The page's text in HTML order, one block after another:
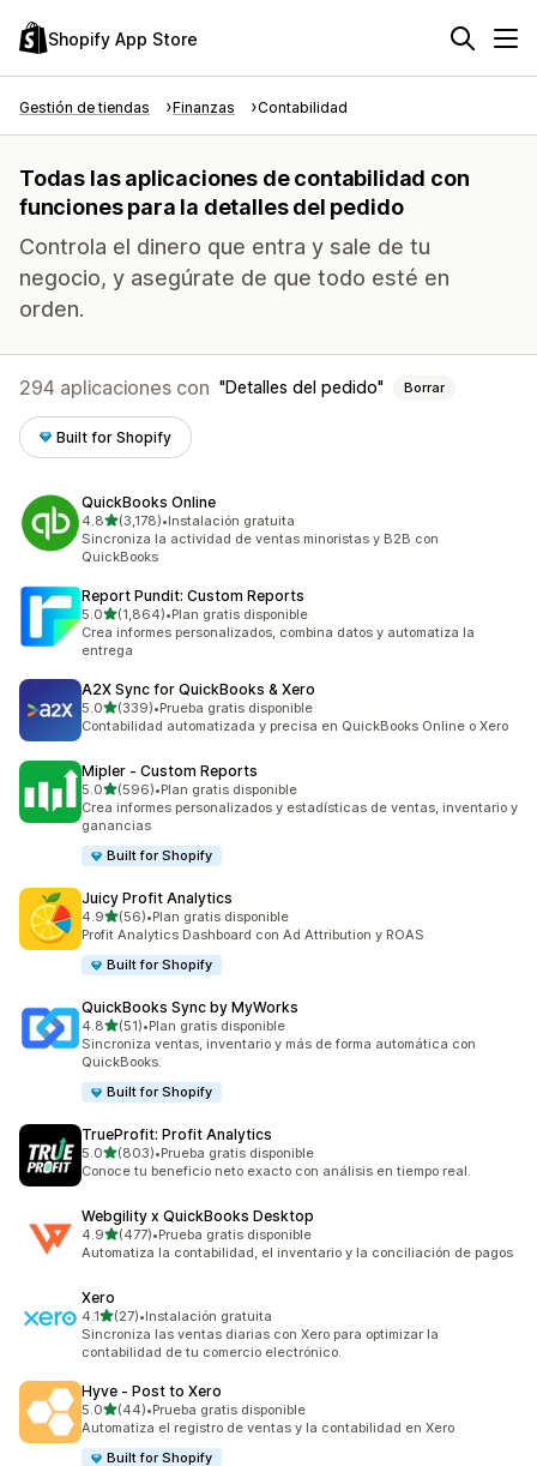
Shopify App Store
Gestión de tiendas Finanzas Contabilidad
Todas las aplicaciones de contabilidad con
funciones para la detalles del pedido
Controla el dinero que entra y sale de tu
negocio, y asegúrate de que todo esté en
orden.
294 aplicaciones con Detalles del pedido Borrar
Built for Shopify
QuickBooks Online
4.8de 5 estrellas
(3,178)
3178 reseñas en total
•Instalación gratuita
Sincroniza la actividad de ventas minoristas y B2B con
QuickBooks
Report Pundit: Custom Reports
5.0de 5 estrellas
(1,864)
1864 reseñas en total
•Plan gratis disponible
Crea informes personalizados, combina datos y automatiza la
entrega
A2X Sync for QuickBooks & Xero
5.0de 5 estrellas
(339)
339 reseñas en total
•Prueba gratis disponible
Contabilidad automatizada y precisa en QuickBooks Online o Xero
Mipler ‑ Custom Reports
5.0de 5 estrellas
(596)
596 reseñas en total
•Plan gratis disponible
Crea informes personalizados y estadísticas de ventas, inventario y
ganancias
Built for Shopify
Juicy Profit Analytics
4.9de 5 estrellas
(56)
56 reseñas en total
•Plan gratis disponible
Profit Analytics Dashboard con Ad Attribution y ROAS
Built for Shopify
QuickBooks Sync by MyWorks
4.8de 5 estrellas
(51)
51 reseñas en total
•Plan gratis disponible
Sincroniza ventas, inventario y más de forma automática con
QuickBooks.
Built for Shopify
TrueProfit: Profit Analytics
5.0de 5 estrellas
(803)
803 reseñas en total
•Prueba gratis disponible
Conoce tu beneficio neto exacto con análisis en tiempo real.
Webgility x QuickBooks Desktop
4.9de 5 estrellas
(477)
477 reseñas en total
•Prueba gratis disponible
Automatiza la contabilidad, el inventario y la conciliación de pagos
Xero
4.1de 5 estrellas
(27)
27 reseñas en total
•Instalación gratuita
Sincroniza las ventas diarias con Xero para optimizar la
contabilidad de tu comercio electrónico.
Hyve ‑ Post to Xero
5.0de 5 estrellas
(44)
44 reseñas en total
•Prueba gratis disponible
Automatiza el registro de ventas y la contabilidad en Xero
Built for Shopify